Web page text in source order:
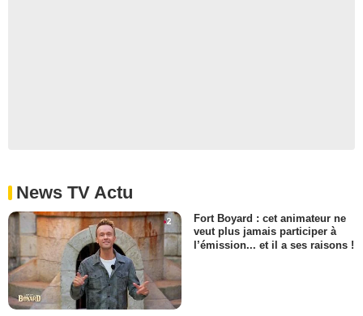
News TV Actu
Fort Boyard : cet animateur ne
veut plus jamais participer à
l’émission... et il a ses raisons !